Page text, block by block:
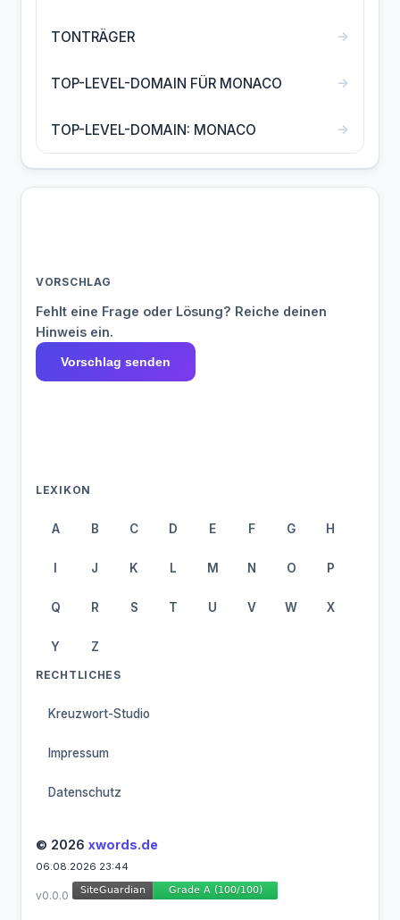
TONTRÄGER →
TOP-LEVEL-DOMAIN FÜR MONACO →
TOP-LEVEL-DOMAIN: MONACO →
VORSCHLAG
Fehlt eine Frage oder Lösung? Reiche deinen
Hinweis ein.
Vorschlag senden
LEXIKON
A B C D E F G H
I J K L M N O P
Q R S T U V W X
Y Z
RECHTLICHES
Kreuzwort-Studio
Impressum
Datenschutz
© 2026 xwords.de
06.08.2026 23:44
v0.0.0